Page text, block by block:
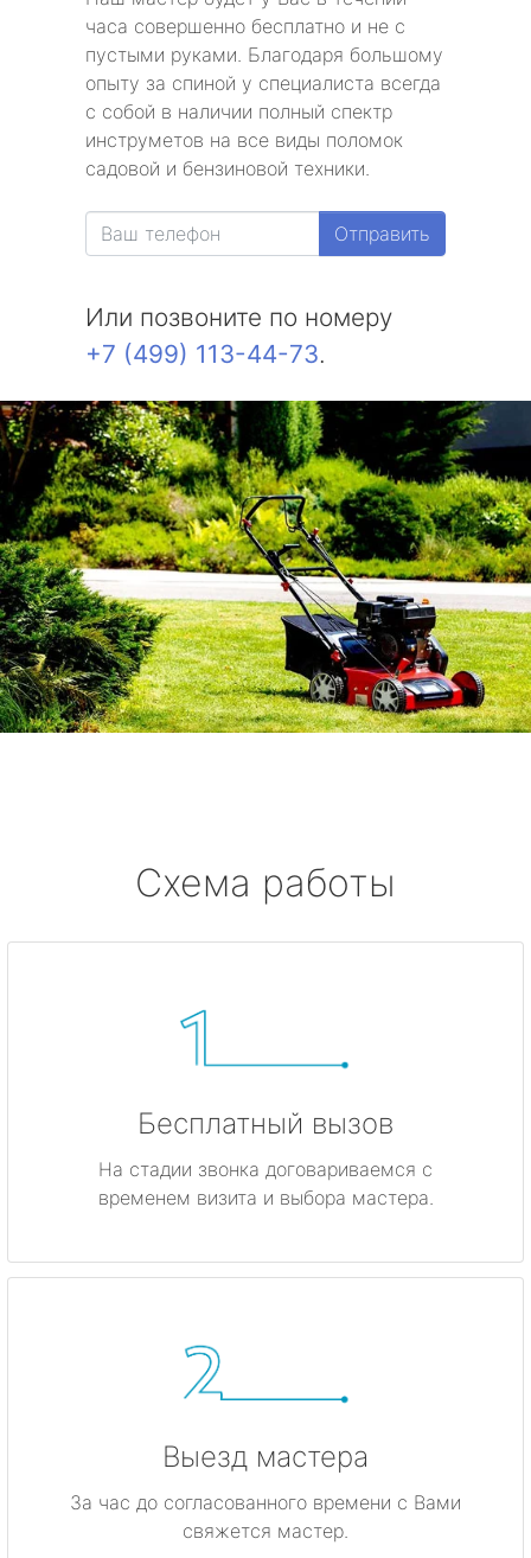
часа совершенно бесплатно и не с
пустыми руками. Благодаря большому
опыту за спиной у специалиста всегда
с собой в наличии полный спектр
инструметов на все виды поломок
садовой и бензиновой техники.
Отправить
Или позвоните по номеру
+7 (499) 113-44-73.
Схема работы
Бесплатный вызов
На стадии звонка договариваемся с
временем визита и выбора мастера.
Выезд мастера
За час до согласованного времени с Вами
свяжется мастер.